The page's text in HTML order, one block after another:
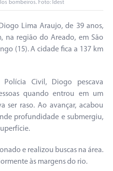
bombeiros. Foto: Idest
Lima Araujo, de 39 anos,
na região do Areado, em São
(15). A cidade fica a 137 km
Civil, Diogo pescava
quando entrou em um
ser raso. Ao avançar, acabou
profundidade e submergiu,
e realizou buscas na área.
às margens do rio.